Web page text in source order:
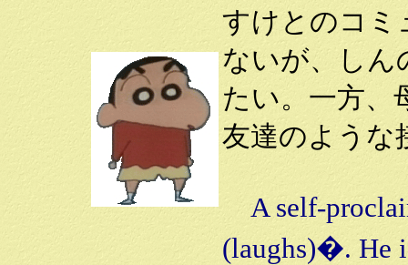
すけとのコミ
ないが、しん
たい。一方、
友達のような
A self-
(laughs)�. He